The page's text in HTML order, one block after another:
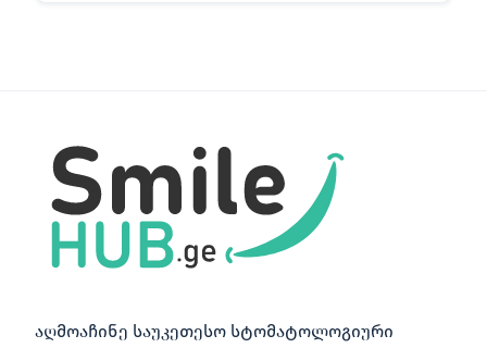
აღმოაჩინე საუკეთესო სტომატოლოგიური